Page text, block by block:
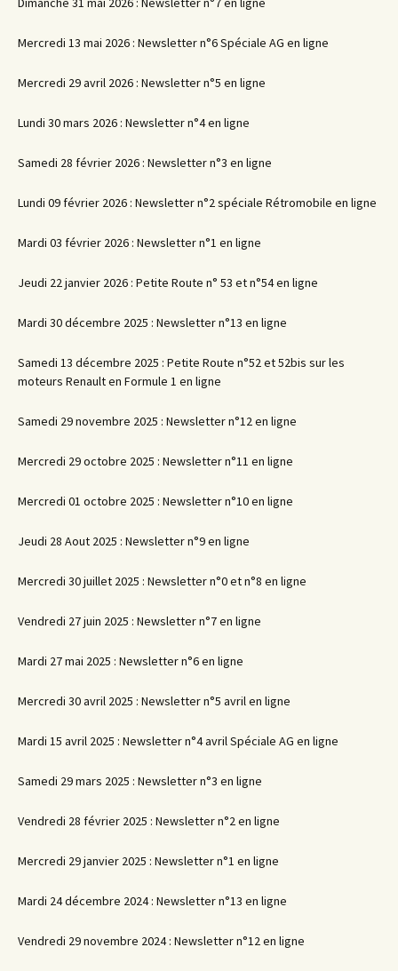
Mercredi 13 mai 2026 : Newsletter n°6 Spéciale AG en ligne
Mercredi 29 avril 2026 : Newsletter n°5 en ligne
Lundi 30 mars 2026 : Newsletter n°4 en ligne
Samedi 28 février 2026 : Newsletter n°3 en ligne
Lundi 09 février 2026 : Newsletter n°2 spéciale Rétromobile en ligne
Mardi 03 février 2026 : Newsletter n°1 en ligne
Jeudi 22 janvier 2026 : Petite Route n° 53 et n°54 en ligne
Mardi 30 décembre 2025 : Newsletter n°13 en ligne
Samedi 13 décembre 2025 : Petite Route n°52 et 52bis sur les
moteurs Renault en Formule 1 en ligne
Samedi 29 novembre 2025 : Newsletter n°12 en ligne
Mercredi 29 octobre 2025 : Newsletter n°11 en ligne
Mercredi 01 octobre 2025 : Newsletter n°10 en ligne
Jeudi 28 Aout 2025 : Newsletter n°9 en ligne
Mercredi 30 juillet 2025 : Newsletter n°0 et n°8 en ligne
Vendredi 27 juin 2025 : Newsletter n°7 en ligne
Mardi 27 mai 2025 : Newsletter n°6 en ligne
Mercredi 30 avril 2025 : Newsletter n°5 avril en ligne
Mardi 15 avril 2025 : Newsletter n°4 avril Spéciale AG en ligne
Samedi 29 mars 2025 : Newsletter n°3 en ligne
Vendredi 28 février 2025 : Newsletter n°2 en ligne
Mercredi 29 janvier 2025 : Newsletter n°1 en ligne
Mardi 24 décembre 2024 : Newsletter n°13 en ligne
Vendredi 29 novembre 2024 : Newsletter n°12 en ligne